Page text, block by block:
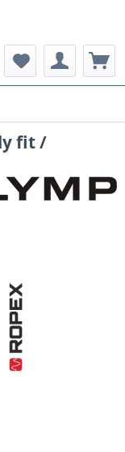
fit /